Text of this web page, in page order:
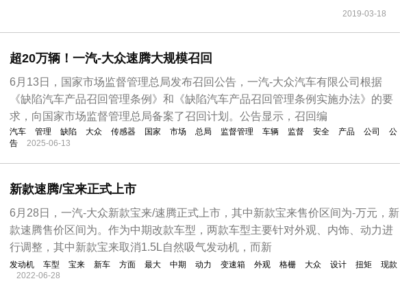
2019-03-18
超20万辆！一汽-大众速腾大规模召回
6月13日，国家市场监督管理总局发布召回公告，一汽-大众汽车有限公司根据
《缺陷汽车产品召回管理条例》和《缺陷汽车产品召回管理条例实施办法》的要
求，向国家市场监督管理总局备案了召回计划。公告显示，召回编
汽车 管理 缺陷 大众 传感器 国家 市场 总局 监督管理 车辆 监督 安全 产品 公司
公
告
2025-06-13
新款速腾/宝来正式上市
6月28日，一汽-大众新款宝来/速腾正式上市，其中新款宝来售价区间为-万元，新
款速腾售价区间为。作为中期改款车型，两款车型主要针对外观、内饰、动力进
行调整，其中新款宝来取消1.5L自然吸气发动机，而新
发动机 车型 宝来 新车 方面 最大 中期 动力 变速箱 外观 格栅 大众 设计 扭矩
现款
2022-06-28